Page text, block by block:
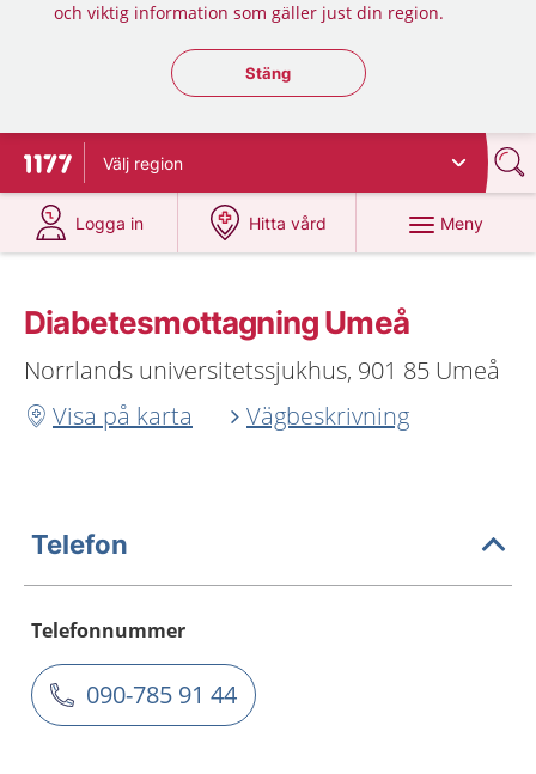
och viktig information som gäller just din region.
Stäng regionsväljaren
Stäng
Till startsidan för 1177
Välj region
Logga in
på 1177.se
Hitta vård
på 1177.se
Meny
Diabetesmottagning Umeå
Norrlands universitetssjukhus, 901 85 Umeå
Visa på karta
Vägbeskrivning
Telefon
Telefonnummer
090-785 91 44